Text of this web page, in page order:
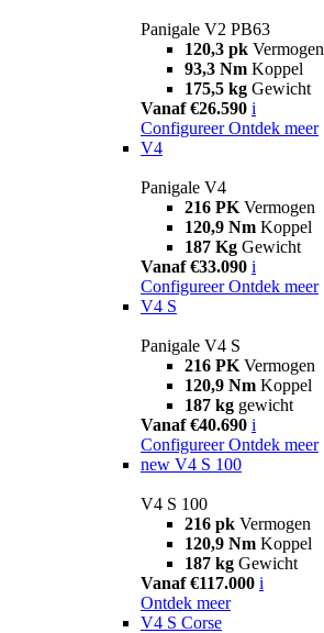
Panigale V2 PB63
120,3 pk Vermogen
93,3 Nm Koppel
175,5 kg Gewicht
Vanaf €26.590 i
Configureer Ontdek meer
V4
Panigale V4
216 PK Vermogen
120,9 Nm Koppel
187 Kg Gewicht
Vanaf €33.090 i
Configureer Ontdek meer
V4 S
Panigale V4 S
216 PK Vermogen
120,9 Nm Koppel
187 kg gewicht
Vanaf €40.690 i
Configureer Ontdek meer
new V4 S 100
V4 S 100
216 pk Vermogen
120,9 Nm Koppel
187 kg Gewicht
Vanaf €117.000 i
Ontdek meer
V4 S Corse